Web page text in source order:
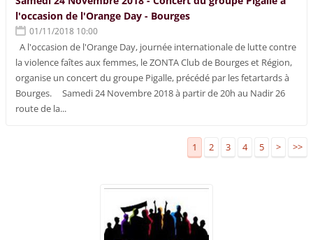
l'occasion de l'Orange Day - Bourges
01/11/2018 10:00
A l'occasion de l'Orange Day, journée internationale de lutte contre
la violence faîtes aux femmes, le ZONTA Club de Bourges et Région,
organise un concert du groupe Pigalle, précédé par les fetartards à
Bourges. Samedi 24 Novembre 2018 à partir de 20h au Nadir 26
route de la...
1 2 3 4 5 > >>